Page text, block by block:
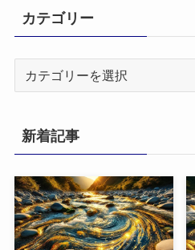
カテゴリー
リ
ー
新着記事